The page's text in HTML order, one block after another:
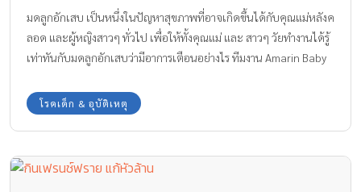
มดลูกอักเสบ เป็นหนึ่งในปัญหาสุขภาพที่อาจเกิดขึ้นได้กับคุณแม่หลังค
ลอด และผู้หญิงสาวๆ ทั่วไป เพื่อให้ทั้งคุณแม่ และ สาวๆ วัยทำงานได้รู้
เท่าทันกับมดลูกอักเสบว่ามีอาการเตือนอย่างไร ทีมงาน Amarin Baby
มดลูกอักเสบกันค่ะ
โรคเด็ก & อุบัติเหตุ